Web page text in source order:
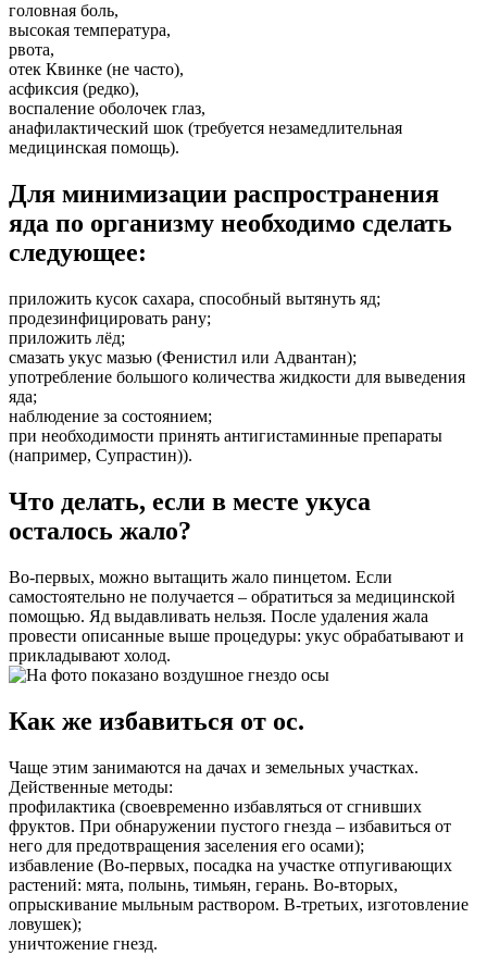
головная боль,
высокая температура,
рвота,
отек Квинке (не часто),
асфиксия (редко),
воспаление оболочек глаз,
анафилактический шок (требуется незамедлительная
медицинская помощь).
Для минимизации распространения
яда по организму необходимо сделать
следующее:
приложить кусок сахара, способный вытянуть яд;
продезинфицировать рану;
приложить лёд;
смазать укус мазью (Фенистил или Адвантан);
употребление большого количества жидкости для выведения
яда;
наблюдение за состоянием;
при необходимости принять антигистаминные препараты
(например, Супрастин)).
Что делать, если в месте укуса
осталось жало?
Во-первых, можно вытащить жало пинцетом. Если
самостоятельно не получается – обратиться за медицинской
помощью. Яд выдавливать нельзя. После удаления жала
провести описанные выше процедуры: укус обрабатывают и
прикладывают холод.
Как же избавиться от ос.
Чаще этим занимаются на дачах и земельных участках.
Действенные методы:
профилактика (своевременно избавляться от сгнивших
фруктов. При обнаружении пустого гнезда – избавиться от
него для предотвращения заселения его осами);
избавление (Во-первых, посадка на участке отпугивающих
растений: мята, полынь, тимьян, герань. Во-вторых,
опрыскивание мыльным раствором. В-третьих, изготовление
ловушек);
уничтожение гнезд.